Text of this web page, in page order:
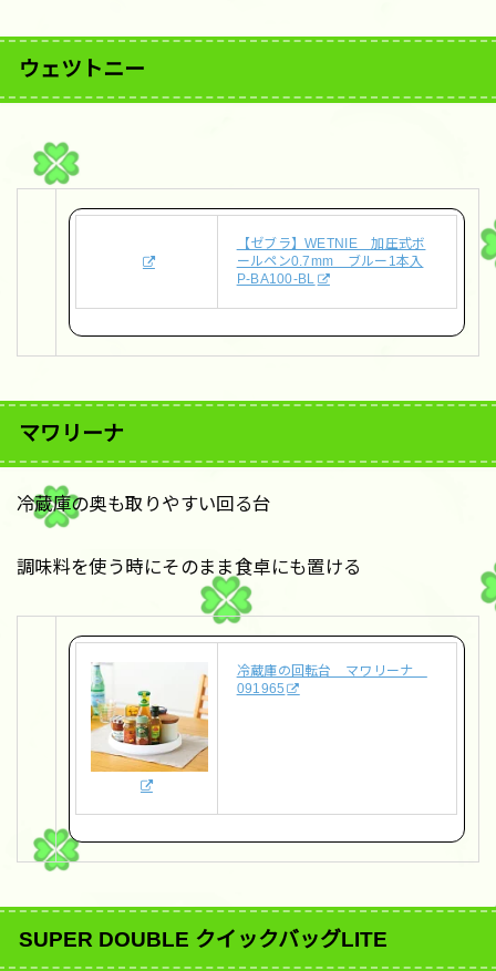
ウェツトニー
【ゼブラ】WETNIE 加圧式ボ
ールペン0.7mm ブルー1本入
P-BA100-BL
マワリーナ
冷蔵庫の奥も取りやすい回る台
調味料を使う時にそのまま食卓にも置ける
冷蔵庫の回転台 マワリーナ
091965
SUPER DOUBLE クイックバッグLITE